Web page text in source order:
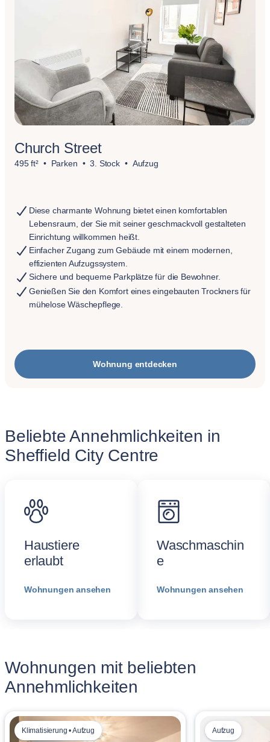
Church Street
495 ft² Parken 3. Stock Aufzug
Diese charmante Wohnung bietet einen komfortablen
Lebensraum, der Sie mit seiner geschmackvoll gestalteten
Einrichtung willkommen heißt.
Einfacher Zugang zum Gebäude mit einem modernen,
effizienten Aufzugssystem.
Sichere und bequeme Parkplätze für die Bewohner.
Genießen Sie den Komfort eines eingebauten Trockners für
mühelose Wäschepflege.
Wohnung entdecken
Beliebte Annehmlichkeiten in
Sheffield City Centre
Haustiere
erlaubt
Wohnungen ansehen
Waschmaschin
e
Wohnungen ansehen
Wohnungen mit beliebten
Annehmlichkeiten
Klimatisierung • Aufzug Aufzug